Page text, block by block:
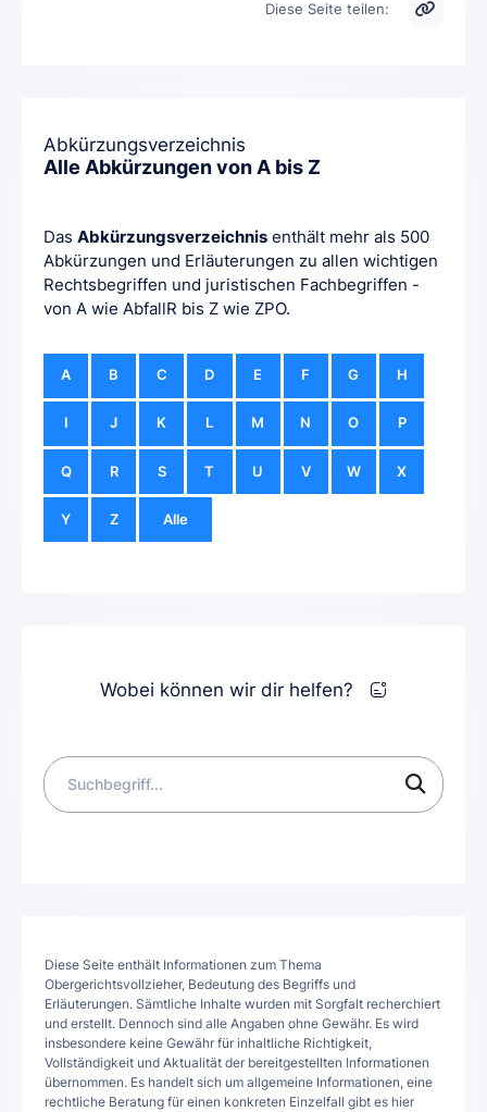
Diese Seite teilen:
Abkürzungsverzeichnis
Alle Abkürzungen von A bis Z
Das Abkürzungsverzeichnis enthält mehr als 500
Abkürzungen und Erläuterungen zu allen wichtigen
Rechtsbegriffen und juristischen Fachbegriffen -
von A wie AbfallR bis Z wie ZPO.
A B C D E F G H
I J K L M N O P
Q R S T U V W X
Y Z Alle
Wobei können wir dir helfen?
Diese Seite enthält Informationen zum Thema
Obergerichtsvollzieher, Bedeutung des Begriffs und
Erläuterungen. Sämtliche Inhalte wurden mit Sorgfalt recherchiert
und erstellt. Dennoch sind alle Angaben ohne Gewähr. Es wird
insbesondere keine Gewähr für inhaltliche Richtigkeit,
Vollständigkeit und Aktualität der bereitgestellten Informationen
übernommen. Es handelt sich um allgemeine Informationen, eine
rechtliche Beratung für einen konkreten Einzelfall gibt es hier